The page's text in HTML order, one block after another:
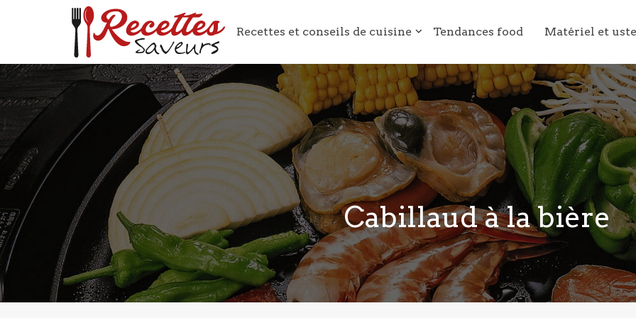
Recettes et conseils de cuisine Tendances food Matériel et
Cabillaud à la bière